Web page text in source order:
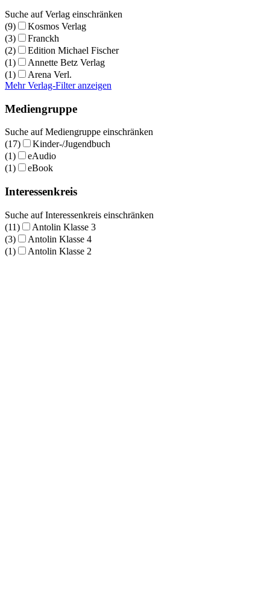
Suche auf Verlag einschränken
(9)
Kosmos Verlag
(3)
Franckh
(2)
Edition Michael Fischer
(1)
Annette Betz Verlag
(1)
Arena Verl.
Mehr Verlag-Filter anzeigen
Mediengruppe
Suche auf Mediengruppe einschränken
(17)
Kinder-/Jugendbuch
(1)
eAudio
(1)
eBook
Interessenkreis
Suche auf Interessenkreis einschränken
(11)
Antolin Klasse 3
(3)
Antolin Klasse 4
(1)
Antolin Klasse 2